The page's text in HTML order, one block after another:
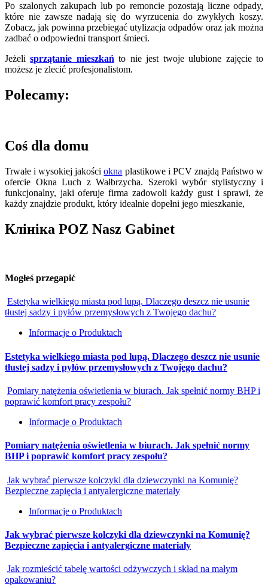
Po szalonych zakupach lub po remoncie pozostają liczne odpady,
które nie zawsze nadają się do wyrzucenia do zwykłych koszy.
Zobacz, jak powinna przebiegać utylizacja odpadów oraz jak można
zadbać o odpowiedni transport śmieci.
Jeżelisprzątanie mieszkańto nie jest twoje ulubione zajęcie to
możesz je zlecić profesjonalistom.
Polecamy:
Coś dla domu
Trwałe i wysokiej jakościokna plastikowe i PCV znajdą Państwo w
ofercie Okna Luch z Wałbrzycha. Szeroki wybór stylistyczny i
funkcjonalny, jaki oferuje firma zadowoli każdy gust i sprawi, że
każdy znajdzie produkt, który idealnie dopełni jego mieszkanie,
Клініка POZ Nasz Gabinet
Mogłeś przegapić
Estetyka wielkiego miasta pod lupą. Dlaczego deszcz nie usunie
tłustej sadzy i pyłów przemysłowych z Twojego dachu?
Informacje o Produktach
Estetyka wielkiego miasta pod lupą. Dlaczego deszcz nie usunie
tłustej sadzy i pyłów przemysłowych z Twojego dachu?
Pomiary natężenia oświetlenia w biurach. Jak spełnić normy BHP i
poprawić komfort pracy zespołu?
Informacje o Produktach
Pomiary natężenia oświetlenia w biurach. Jak spełnić normy
BHP i poprawić komfort pracy zespołu?
Jak wybrać pierwsze kolczyki dla dziewczynki na Komunię?
Bezpieczne zapięcia i antyalergiczne materiały
Informacje o Produktach
Jak wybrać pierwsze kolczyki dla dziewczynki na Komunię?
Bezpieczne zapięcia i antyalergiczne materiały
Jak rozmieścić tabelę wartości odżywczych i skład na małym
opakowaniu?